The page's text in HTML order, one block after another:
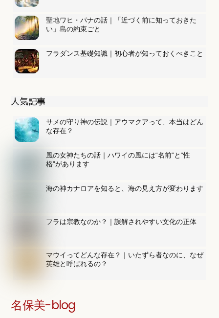
聖地ワヒ・パナの話｜「近づく前に知っておきた
い」島の約束ごと
フラダンス基礎知識｜初心者が知っておくべきこと
人気記事
サメの守り神の伝説｜アウマクアって、本当はどん
な存在？
風の女神たちの話｜ハワイの風には“名前”と“性
格”があります
海の神カナロアを知ると、海の見え方が変わります
フラは宗教なのか？｜誤解されやすい文化の正体
マウイってどんな存在？｜いたずら者なのに、なぜ
英雄と呼ばれるの？
名保美-blog